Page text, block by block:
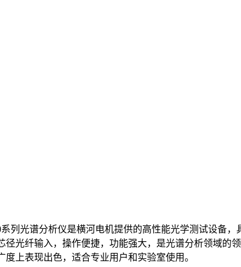
系列光谱分析仪是横河电机提供的高性能光学测试设备
光纤输入，操作便捷，功能强大，是光谱分析领域的
上表现出色，适合专业用户和实验室使用。